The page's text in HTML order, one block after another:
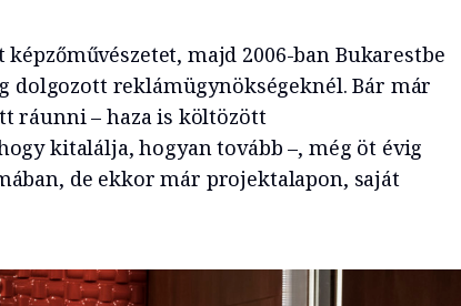
majd 2006-ban Bukarestbe
dolgozott reklámügynökségeknél. Bár már
ráunni – haza is költözött
kitalálja, hogyan tovább –, még öt évig
de ekkor már projektalapon, saját